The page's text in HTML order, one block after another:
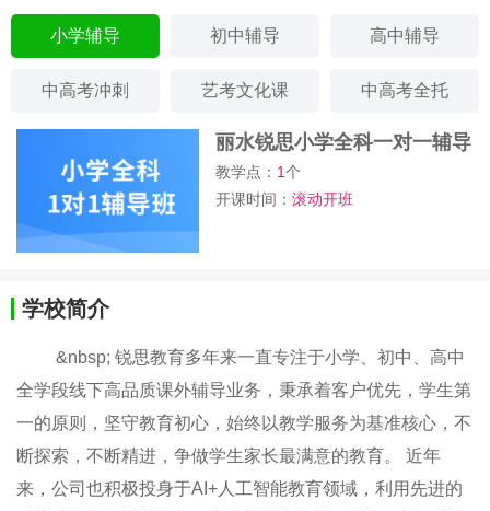
小学辅导 初中辅导 高中辅导
中高考冲刺 艺考文化课 中高考全托
丽水锐思小学全科一对一辅导
班
教学点： 1个
开课时间：滚动开班
学校简介
&nbsp; 锐思教育多年来一直专注于小学、初中、高中
全学段线下高品质课外辅导业务​，​秉承着客户优先，学生第
一的原则，坚守教育初心，始终以教学服务为基准核心，不
断探索，不断精进，争做学生家长最满意的教育。 近年
来，公司也积极投身于AI+人工智能教育领域，利用先进的